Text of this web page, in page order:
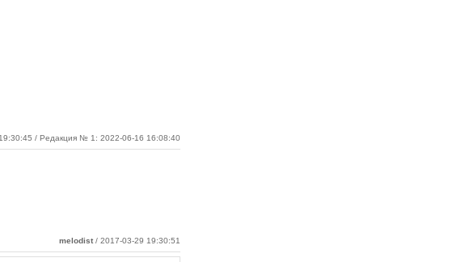
/ Редакция № 1: 2022-06-16 16:08:40
melodist / 2017-03-29 19:30:51